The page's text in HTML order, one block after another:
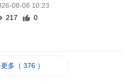
08-08 10:23
217
0
多（ 376 ）